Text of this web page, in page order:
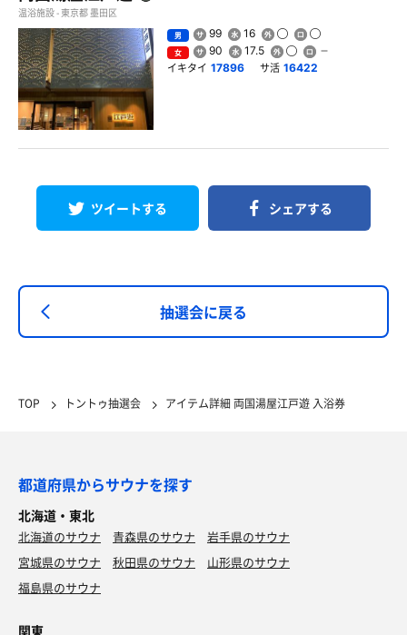
温浴施設 - 東京都 墨田区
男 99 16
女 90 17.5
イキタイ 17896 サ活 16422
ツイートする シェアする
抽選会に戻る
TOP トントゥ抽選会 アイテム詳細 両国湯屋江戸遊 入浴券
都道府県からサウナを探す
北海道・東北
北海道のサウナ 青森県のサウナ
岩手県のサウナ
宮城県のサウナ
秋田県のサウナ
山形県のサウナ
福島県のサウナ
関東